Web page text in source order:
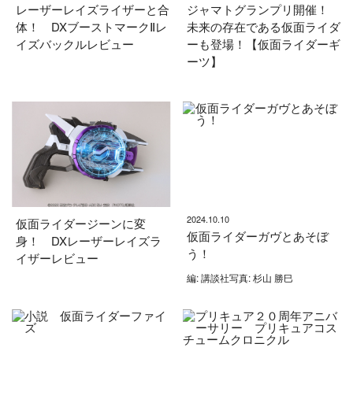
レーザーレイズライザーと合
体！ DXブーストマークⅡレ
イズバックルレビュー
ジャマトグランプリ開催！
未来の存在である仮面ライダ
ーも登場！【仮面ライダーギ
ーツ】
仮面ライダージーンに変
身！ DXレーザーレイズラ
イザーレビュー
2024.10.10
仮面ライダーガヴとあそぼ
う！
編: 講談社写真: 杉山 勝巳